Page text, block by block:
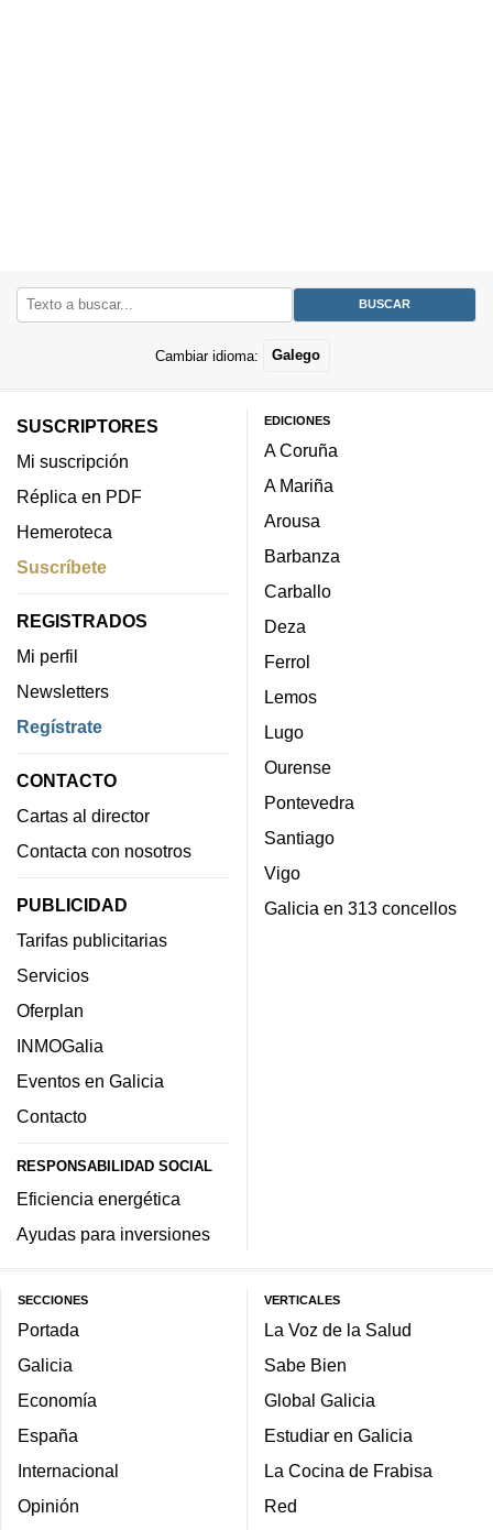
Cambiar idioma: Galego
SUSCRIPTORES
Mi suscripción
Réplica en PDF
Hemeroteca
Suscríbete
REGISTRADOS
Mi perfil
Newsletters
Regístrate
CONTACTO
Cartas al director
Contacta con nosotros
PUBLICIDAD
Tarifas publicitarias
Servicios
Oferplan
INMOGalia
Eventos en Galicia
Contacto
RESPONSABILIDAD SOCIAL
Eficiencia energética
Ayudas para inversiones
EDICIONES
A Coruña
A Mariña
Arousa
Barbanza
Carballo
Deza
Ferrol
Lemos
Lugo
Ourense
Pontevedra
Santiago
Vigo
Galicia en 313 concellos
SECCIONES
Portada
Galicia
Economía
España
Internacional
Opinión
VERTICALES
La Voz de la Salud
Sabe Bien
Global Galicia
Estudiar en Galicia
La Cocina de Frabisa
Red